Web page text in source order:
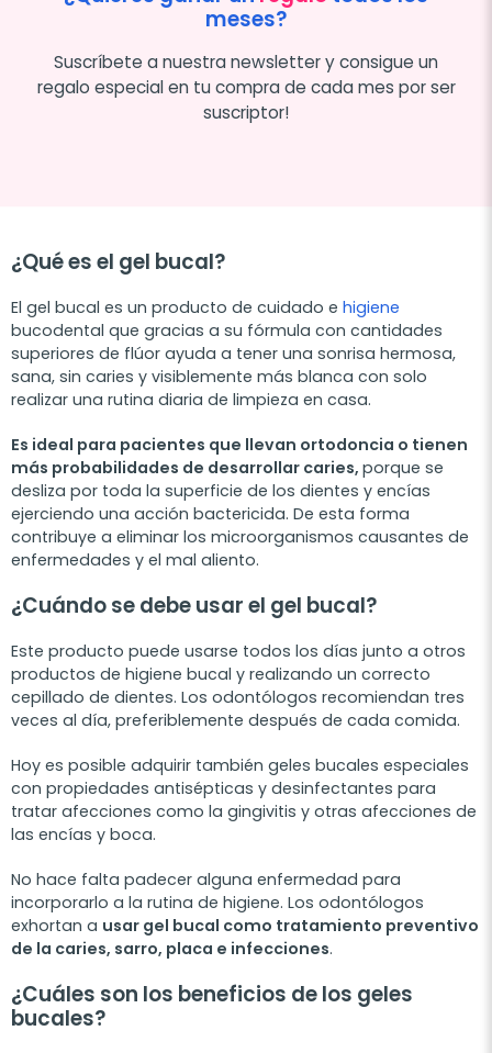
meses?
Suscríbete a nuestra newsletter y consigue un
regalo especial en tu compra de cada mes por ser
suscriptor!
¿Qué es el gel bucal?
El gel bucal es un producto de cuidado e higiene
bucodental que gracias a su fórmula con cantidades
superiores de flúor ayuda a tener una sonrisa hermosa,
sana, sin caries y visiblemente más blanca con solo
realizar una rutina diaria de limpieza en casa.
Es ideal para pacientes que llevan ortodoncia o tienen
más probabilidades de desarrollar caries, porque se
desliza por toda la superficie de los dientes y encías
ejerciendo una acción bactericida. De esta forma
contribuye a eliminar los microorganismos causantes de
enfermedades y el mal aliento.
¿Cuándo se debe usar el gel bucal?
Este producto puede usarse todos los días junto a otros
productos de higiene bucal y realizando un correcto
cepillado de dientes. Los odontólogos recomiendan tres
veces al día, preferiblemente después de cada comida.
Hoy es posible adquirir también geles bucales especiales
con propiedades antisépticas y desinfectantes para
tratar afecciones como la gingivitis y otras afecciones de
las encías y boca.
No hace falta padecer alguna enfermedad para
incorporarlo a la rutina de higiene. Los odontólogos
exhortan a usar gel bucal como tratamiento preventivo
de la caries, sarro, placa e infecciones.
¿Cuáles son los beneficios de los geles
bucales?